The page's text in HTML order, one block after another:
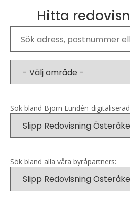
Hitta
Sök bland Björn Lundén-
Sök bland alla våra byråpartners: